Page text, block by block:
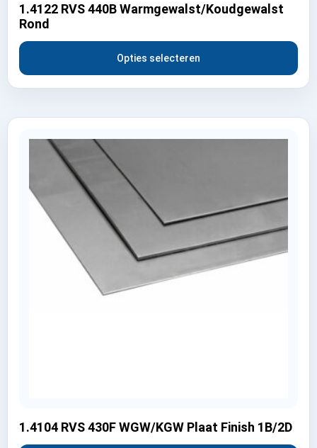
1.4122 RVS 440B Warmgewalst/Koudgewalst
Rond
Opties selecteren
1.4104 RVS 430F WGW/KGW Plaat Finish 1B/2D